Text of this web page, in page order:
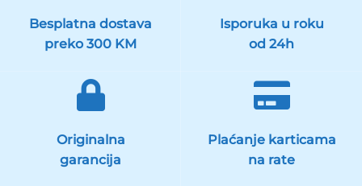
Besplatna dostava
preko 300 KM
Isporuka u roku
od 24h
Originalna
garancija
Plaćanje karticama
na rate